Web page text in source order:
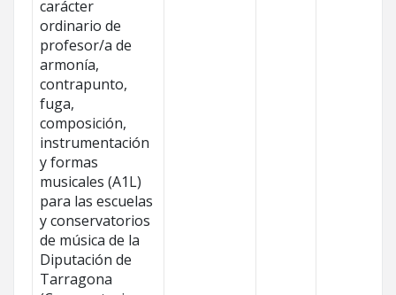
carácter
ordinario de
profesor/a de
armonía,
contrapunto,
fuga,
composición,
instrumentación
y formas
musicales (A1L)
para las escuelas
y conservatorios
de música de la
Diputación de
Tarragona